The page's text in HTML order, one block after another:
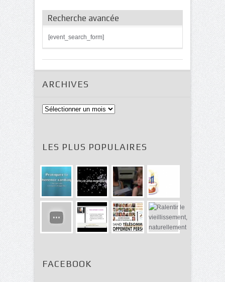
Recherche avancée
[event_search_form]
ARCHIVES
Archives
LES PLUS POPULAIRES
FACEBOOK